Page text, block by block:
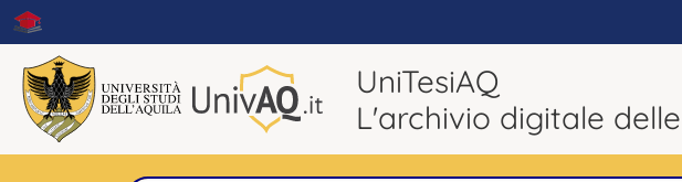
UniTesiAQ
L'archivio digitale